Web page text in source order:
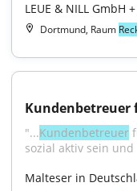
LEUE & NILL GmbH
Dortmund, Raum
"...Kundenbetreuer
sozial aktiv sein
Malteser in